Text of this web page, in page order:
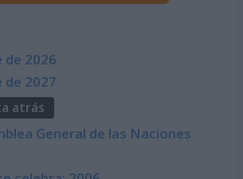
de 2026
de 2027
atrás
General de las Naciones